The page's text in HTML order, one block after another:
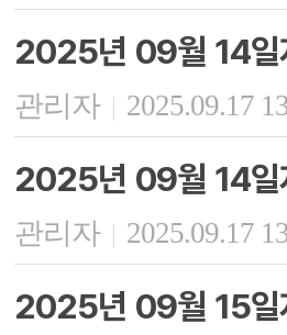
2025년 09월 14일
관리자 | 2025.09.17
2025년 09월 14일
관리자 | 2025.09.17
2025년 09월 15